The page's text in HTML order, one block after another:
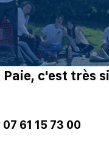
c'est très
07 61 15 73 00